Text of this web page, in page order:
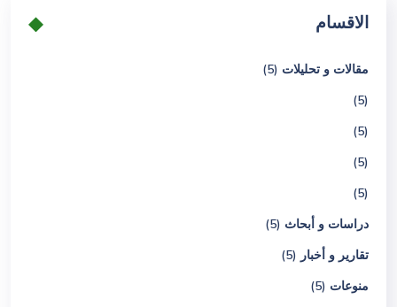
الاقسام
مقالات و تحليلات (5)
(5)
(5)
(5)
(5)
دراسات و أبحاث (5)
تقارير و أخبار (5)
منوعات (5)